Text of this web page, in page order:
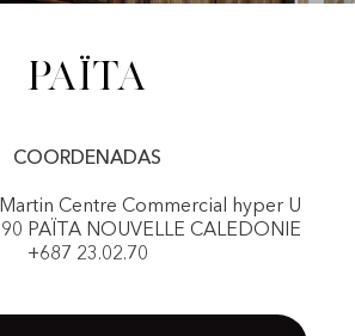
Païta
COORDENADAS
Centre Commercial hyper U
PAÏTA NOUVELLE CALEDONIE
+687 23.02.70